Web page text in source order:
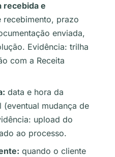
recebida e
recebimento, prazo
enviada,
Evidência: trilha
com a Receita
data e hora da
mudança de
upload do
ao processo.
quando o cliente